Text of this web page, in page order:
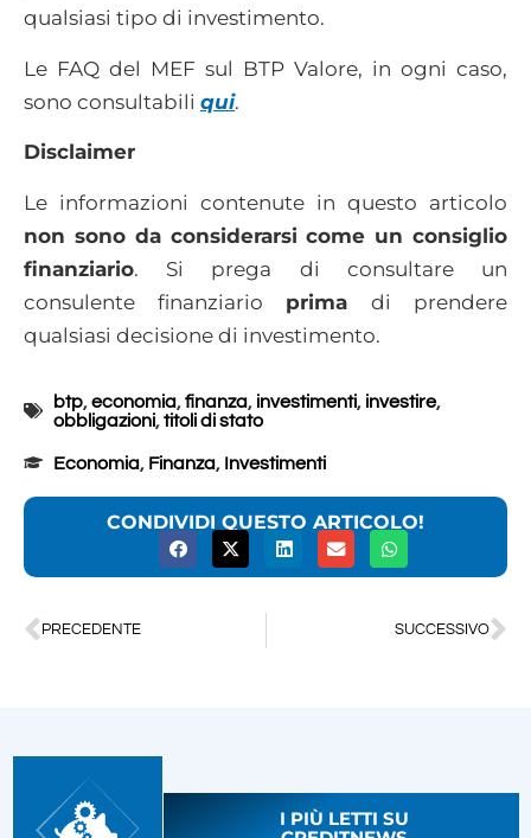
qualsiasi tipo di investimento.
Le FAQ del MEF sul BTP Valore, in ogni caso,
sono consultabili qui.
Disclaimer
Le informazioni contenute in questo articolo
non sono da considerarsi come un consiglio
finanziario. Si prega di consultare un
consulente finanziario prima di prendere
qualsiasi decisione di investimento.
btp,economia,finanza, investimenti, investire,
obbligazioni,titoli di stato
Economia, Finanza, Investimenti
CONDIVIDI QUESTO ARTICOLO!
PRECEDENTE SUCCESSIVO
I PIÙ LETTI SU